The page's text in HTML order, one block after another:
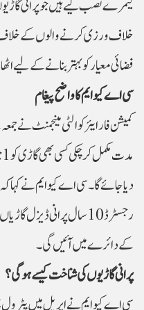
کیمرے نصب کیے ہیں جو پرانی
خلاف ورزی کرنے والوں کے خلاف
فضائی معیار کو بہتر بنانے کے لیے
سی اے کیو ایم کا واضح پیغام
کمیشن فار ایئر کوالٹی مینجمنٹ نے
دیا جائے گا۔ سی اے کیو ایم نے
کے دائرے میں آئیں گی۔
پرانی گاڑیوں کی شناخت کیسے ہوگی؟